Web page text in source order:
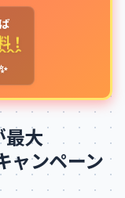
！
最大
ャンペーン